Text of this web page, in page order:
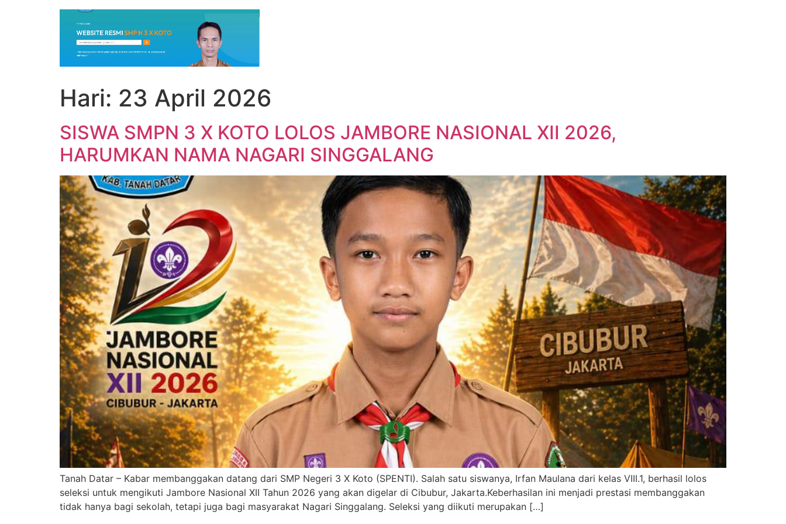
Hari: 23 April 2026
SISWA SMPN 3 X KOTO LOLOS JAMBORE NASIONAL XII 2026,
HARUMKAN NAMA NAGARI SINGGALANG
Tanah Datar – Kabar membanggakan datang dari SMP Negeri 3 X Koto (SPENTI). Salah satu siswanya, Irfan Maulana dari kelas VIII.1, berhasil lolos
seleksi untuk mengikuti Jambore Nasional XII Tahun 2026 yang akan digelar di Cibubur, Jakarta.Keberhasilan ini menjadi prestasi membanggakan
tidak hanya bagi sekolah, tetapi juga bagi masyarakat Nagari Singgalang. Seleksi yang diikuti merupakan […]